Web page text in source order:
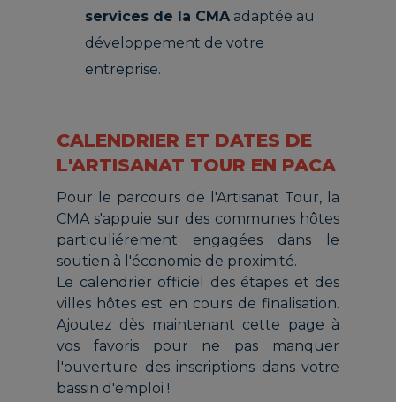
services de la CMAadaptée au
développement de votre
entreprise.
CALENDRIER ET DATES DE
L'ARTISANAT TOUR EN PACA
Pour le parcours de l'Artisanat Tour, la
CMA s'appuie sur des communes hôtes
particuliérement engagées dans le
soutien à l'économie de proximité.
Le calendrier officiel des étapes et des
villes hôtes est en cours de finalisation.
Ajoutez dès maintenant cette page à
vos favoris pour ne pas manquer
l'ouverture des inscriptions dans votre
bassin d'emploi !